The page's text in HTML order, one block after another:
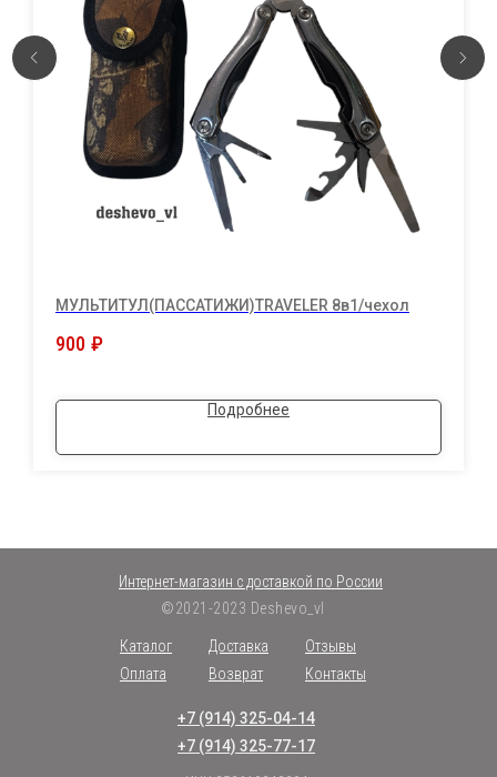
МУЛЬТИТУЛ(ПАССАТИЖИ)TRAVELER 8в1/чехол
900 ₽
Подробнее
©2021-2023 Deshevo_vl
Каталог
Интернет-магазин с доставкой по России
Возврат
Отзывы
Оплата
Контакты
Доставка
+7 (914) 325-04-14
+7 (914) 325-77-17